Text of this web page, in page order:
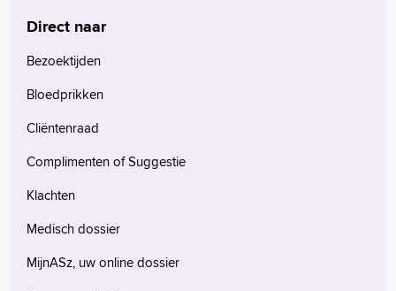
Direct naar
Bezoektijden
Bloedprikken
Cliëntenraad
Complimenten of Suggestie
Klachten
Medisch dossier
MijnASz, uw online dossier